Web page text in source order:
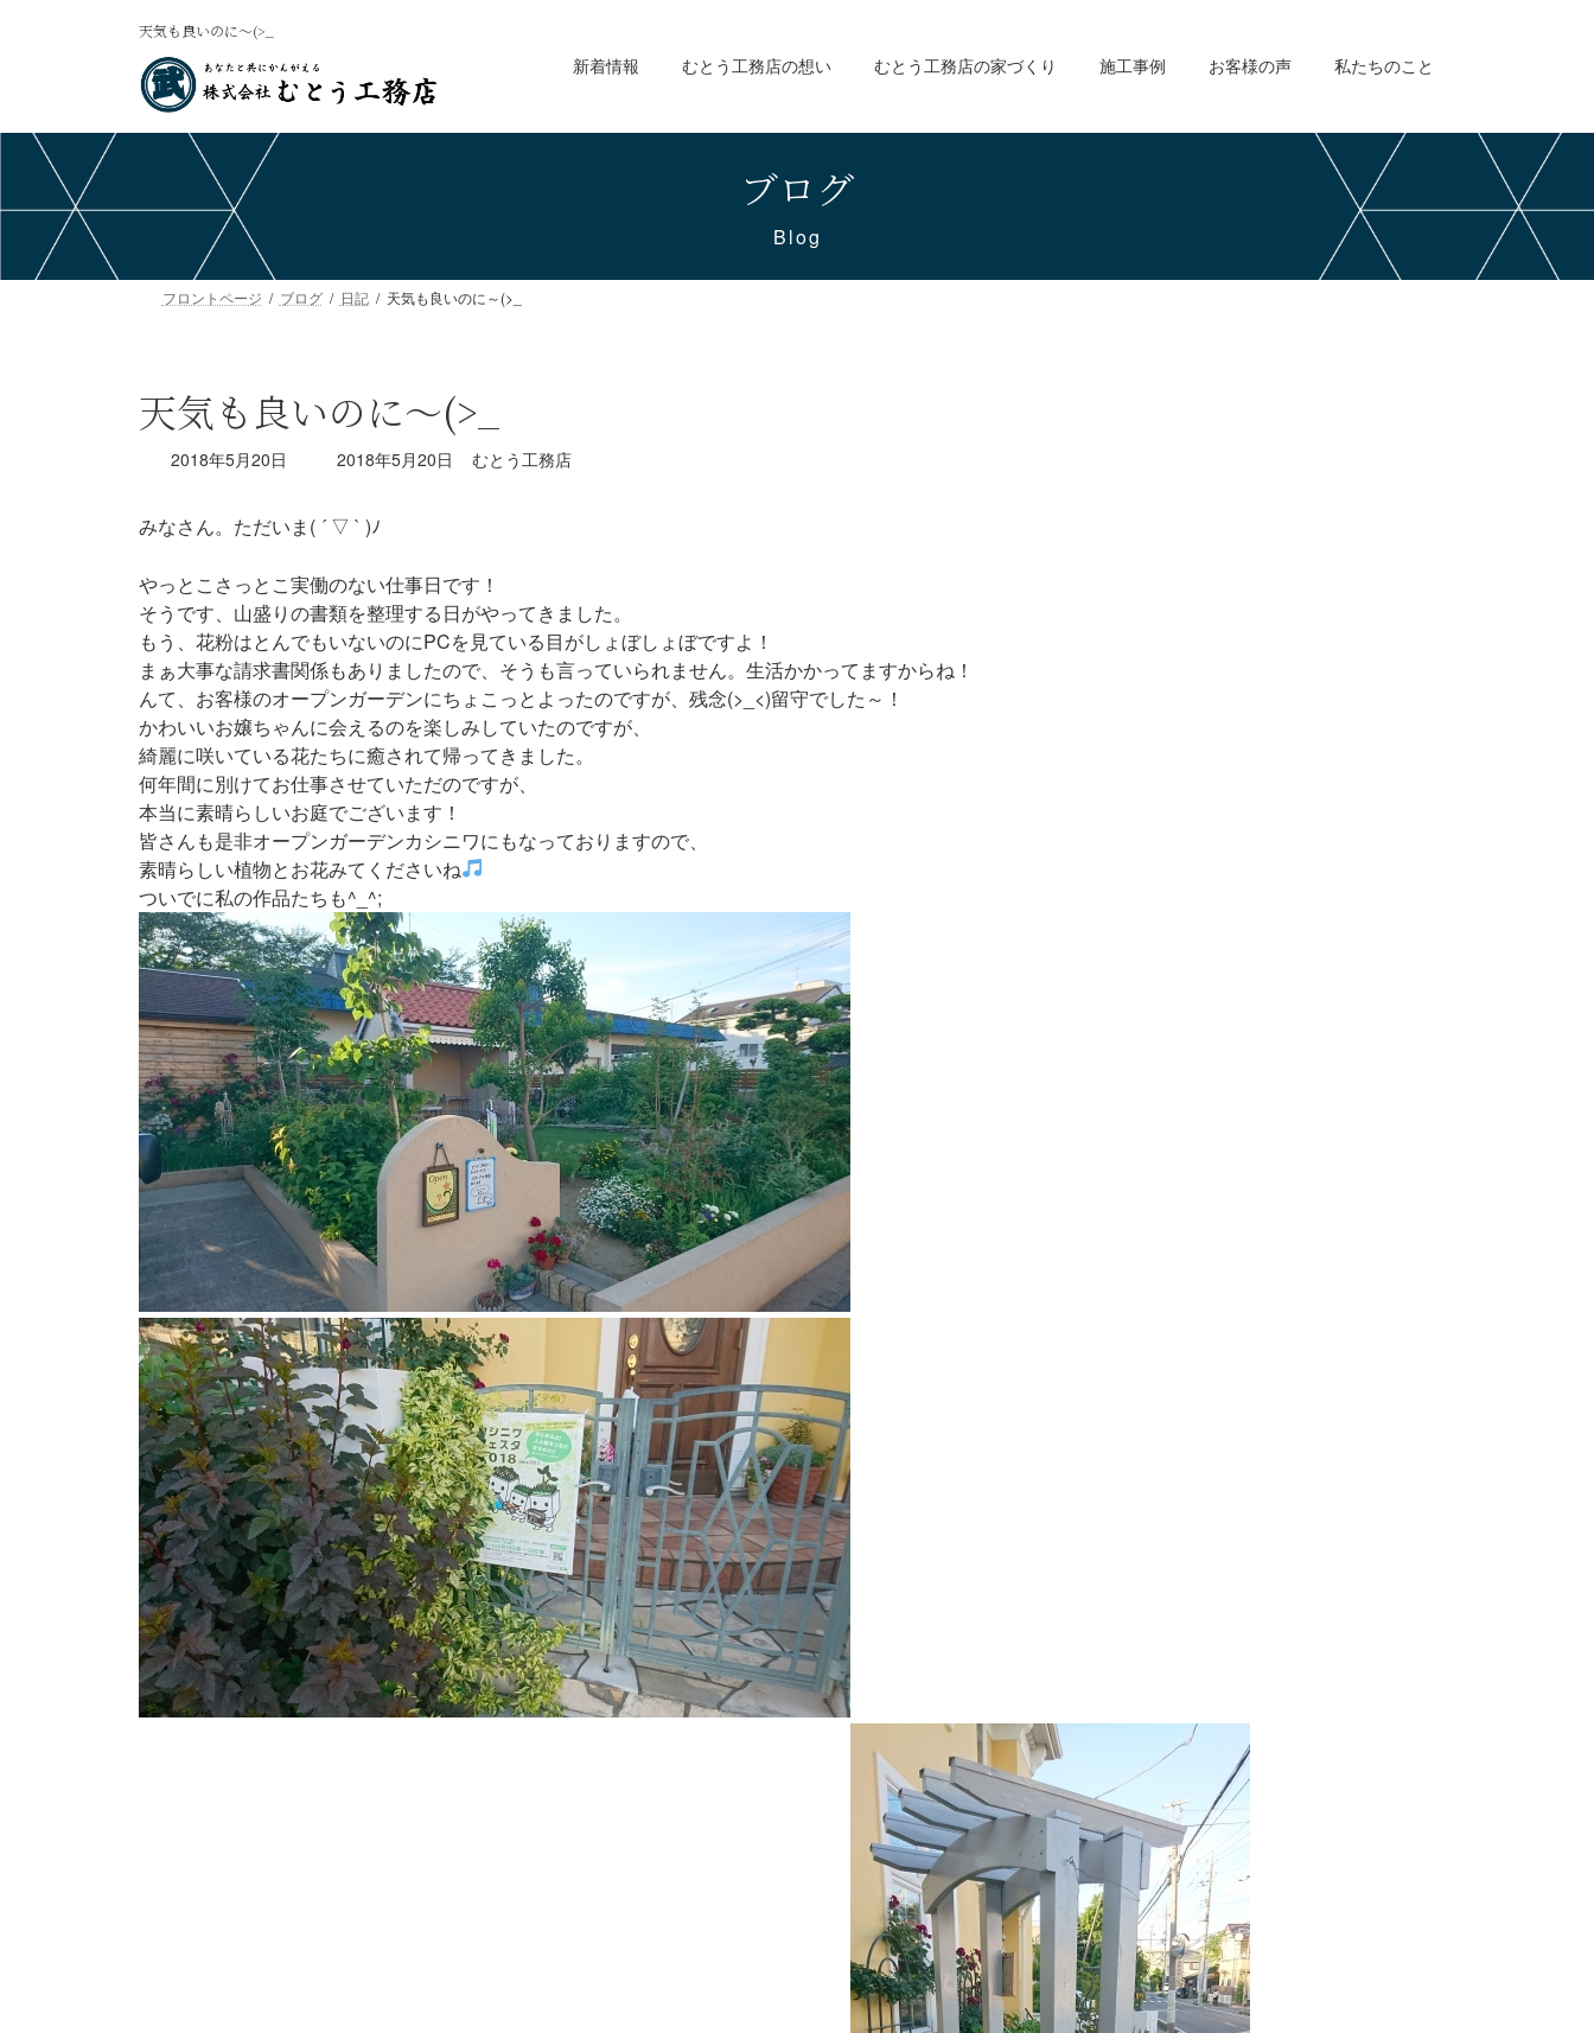
ツ
キ
シ
に
天気も良いのに～(>_
新着情報 むとう工務店の想い むとう工務店の家づくり 施工事例 お客様の声 私たちのこと
ブログ
Blog
フロントページ ブログ 日記 天気も良いのに～(>_
天気も良いのに～(>_
2018年5月20日
最
新
時
:
2018年5月20日 むとう工務店
みなさん。ただいま( ´ ▽ ` )ﾉ
やっとこさっとこ実働のない仕事日です！
そうです、山盛りの書類を整理する日がやってきました。
もう、花粉はとんでもいないのにPCを見ている目がしょぼしょぼですよ！
まぁ大事な請求書関係もありましたので、そうも言っていられません。生活かかってますからね！
んて、お客様のオープンガーデンにちょこっとよったのですが、残念(>_<)留守でした～！
かわいいお嬢ちゃんに会えるのを楽しみしていたのですが、
綺麗に咲いている花たちに癒されて帰ってきました。
何年間に別けてお仕事させていただのですが、
本当に素晴らしいお庭でございます！
皆さんも是非オープンガーデンカシニワにもなっておりますので、
素晴らしい植物とお花みてくださいね
ついでに私の作品たちも^_^;